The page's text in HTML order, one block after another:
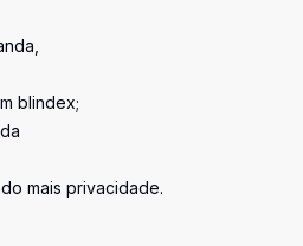
blindex;
mais privacidade.